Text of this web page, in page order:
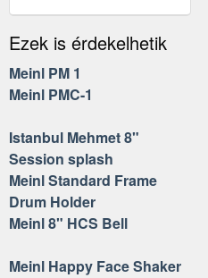
Ezek is érdekelhetik
Meinl PM 1
Meinl PMC-1
Istanbul Mehmet 8"
Session splash
Meinl Standard Frame
Drum Holder
Meinl 8" HCS Bell
Meinl Happy Face Shaker